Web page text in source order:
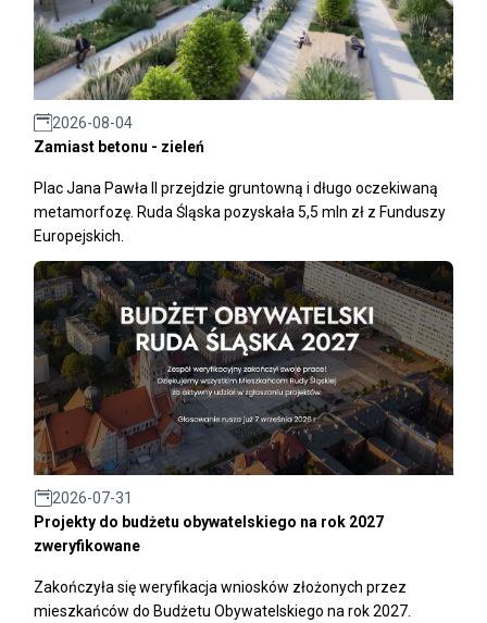
2026-08-04
Zamiast betonu - zieleń
Plac Jana Pawła II przejdzie gruntowną i długo oczekiwaną
metamorfozę. Ruda Śląska pozyskała 5,5 mln zł z Funduszy
Europejskich.
2026-07-31
Projekty do budżetu obywatelskiego na rok 2027
zweryfikowane
Zakończyła się weryfikacja wniosków złożonych przez
mieszkańców do Budżetu Obywatelskiego na rok 2027.